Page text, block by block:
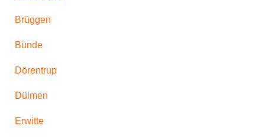
Brüggen
Bünde
Dörentrup
Dülmen
Erwitte